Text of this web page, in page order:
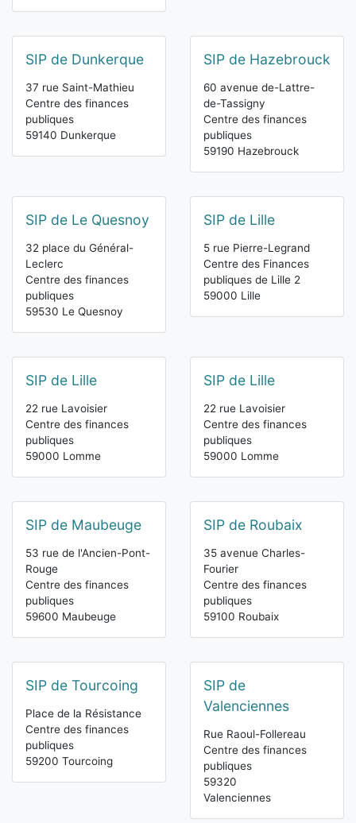
SIP de Dunkerque
37 rue Saint-Mathieu
Centre des finances
publiques
59140 Dunkerque
SIP de Hazebrouck
60 avenue de-Lattre-
de-Tassigny
Centre des finances
publiques
59190 Hazebrouck
SIP de Le Quesnoy
32 place du Général-
Leclerc
Centre des finances
publiques
59530 Le Quesnoy
SIP de Lille
5 rue Pierre-Legrand
Centre des Finances
publiques de Lille 2
59000 Lille
SIP de Lille
22 rue Lavoisier
Centre des finances
publiques
59000 Lomme
SIP de Lille
22 rue Lavoisier
Centre des finances
publiques
59000 Lomme
SIP de Maubeuge
53 rue de l'Ancien-Pont-
Rouge
Centre des finances
publiques
59600 Maubeuge
SIP de Roubaix
35 avenue Charles-
Fourier
Centre des finances
publiques
59100 Roubaix
SIP de Tourcoing
Place de la Résistance
Centre des finances
publiques
59200 Tourcoing
SIP de
Valenciennes
Rue Raoul-Follereau
Centre des finances
publiques
59320
Valenciennes